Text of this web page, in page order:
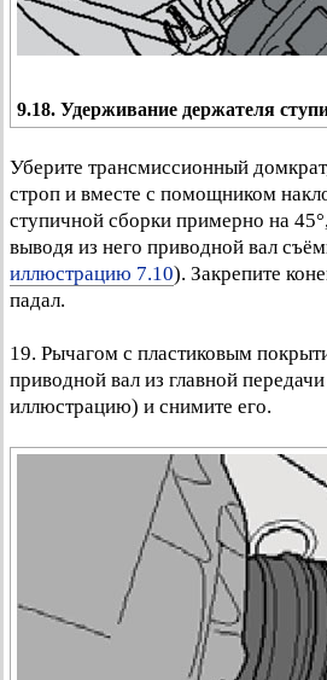
9.18. Удерживание держателя
Уберите трансмиссионный
строп и вместе с помощником
ступичной сборки примерно на
выводя из него приводной вал
иллюстрацию 7.10). Закрепите
падал.
19. Рычагом с пластиковым
приводной вал из главной
иллюстрацию) и снимите его.